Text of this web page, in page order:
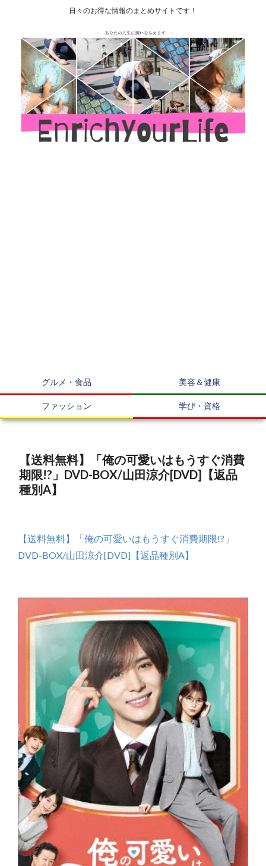
日々のお得な情報のまとめサイトです！
グルメ・食品 美容＆健康
ファッション 学び・資格
【送料無料】「俺の可愛いはもうすぐ消費
期限!?」DVD-BOX/山田涼介[DVD]【返品
種別A】
【送料無料】「俺の可愛いはもうすぐ消費期限!?」
DVD-BOX/山田涼介[DVD]【返品種別A】